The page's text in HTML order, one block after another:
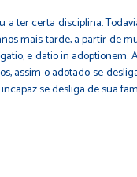
ter certa disciplina.
mais tarde, a partir de
e datio in
assim o adotado se
se desliga de sua